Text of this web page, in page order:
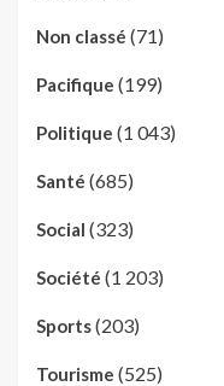
Non classé (71)
Pacifique (199)
Politique (1 043)
Santé (685)
Social (323)
Société (1 203)
Sports(203)
Tourisme (525)